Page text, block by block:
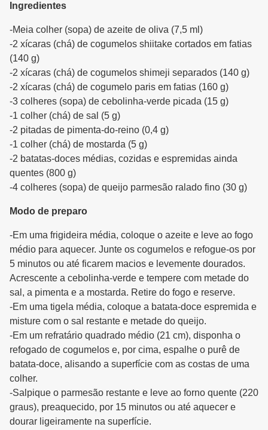
Ingredientes
-Meia colher (sopa) de azeite de oliva (7,5 ml)
-2 xícaras (chá) de cogumelos shiitake cortados em fatias
(140 g)
-2 xícaras (chá) de cogumelos shimeji separados (140 g)
-2 xícaras (chá) de cogumelo paris em fatias (160 g)
-3 colheres (sopa) de cebolinha-verde picada (15 g)
-1 colher (chá) de sal (5 g)
-2 pitadas de pimenta-do-reino (0,4 g)
-1 colher (chá) de mostarda (5 g)
-2 batatas-doces médias, cozidas e espremidas ainda
quentes (800 g)
-4 colheres (sopa) de queijo parmesão ralado fino (30 g)
Modo de preparo
-Em uma frigideira média, coloque o azeite e leve ao fogo
médio para aquecer. Junte os cogumelos e refogue-os por
5 minutos ou até ficarem macios e levemente dourados.
Acrescente a cebolinha-verde e tempere com metade do
sal, a pimenta e a mostarda. Retire do fogo e reserve.
-Em uma tigela média, coloque a batata-doce espremida e
misture com o sal restante e metade do queijo.
-Em um refratário quadrado médio (21 cm), disponha o
refogado de cogumelos e, por cima, espalhe o purê de
batata-doce, alisando a superfície com as costas de uma
colher.
-Salpique o parmesão restante e leve ao forno quente (220
graus), preaquecido, por 15 minutos ou até aquecer e
dourar ligeiramente na superfície.